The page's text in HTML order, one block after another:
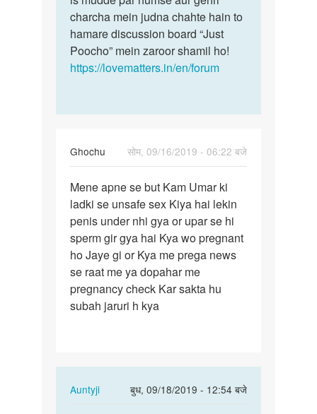
ke
saath…
by
Aakash
charcha mein judna chahte hain to
hamare discussion board “Just
Poocho” mein zaroor shamil ho!
https://lovematters.in/en/forum
Ghochu
सोम, 09/16/2019 - 06:22 बजे
Mene
apne
se
but
Kam
Umar
ki…
Mene apne se but Kam Umar ki
ladki se unsafe sex Kiya hai lekin
penis under nhi gya or upar se hi
sperm gir gya hai Kya wo pregnant
ho Jaye gi or Kya me prega news
se raat me ya dopahar me
pregnancy check Kar sakta hu
subah jaruri h kya
Auntyji
बुध, 09/18/2019 - 12:54 बजे
In